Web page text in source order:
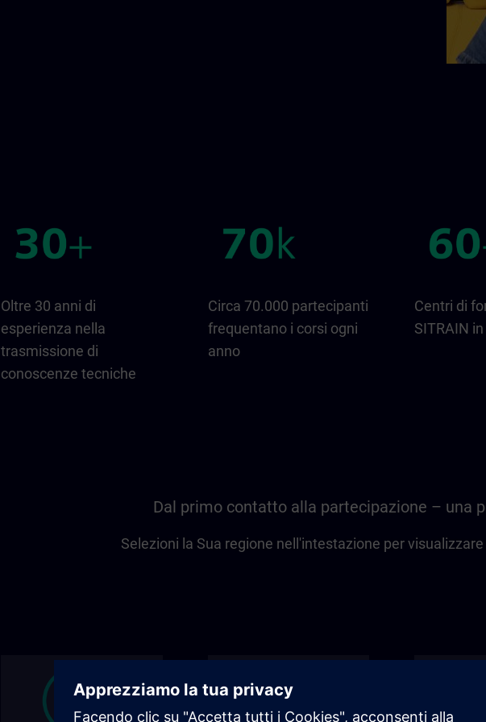
Oltre 30 anni di
esperienza nella
trasmissione di
conoscenze tecniche
Circa 70.000 partecipanti
frequentano i corsi ogni
anno
Centri di
SITRAIN
Dal primo contatto alla partecipazione – una
Selezioni la Sua regione nell'intestazione per